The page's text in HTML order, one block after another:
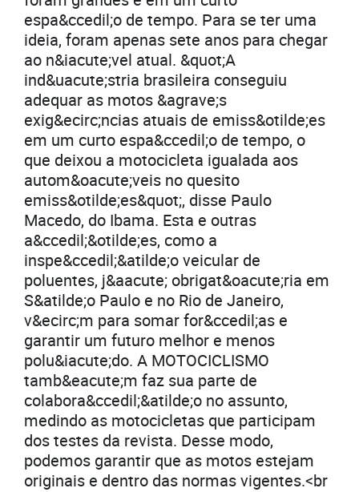
espa&ccedil;o de tempo. Para se ter uma
ideia, foram apenas sete anos para chegar
ao n&iacute;vel atual. &quot;A
ind&uacute;stria brasileira conseguiu
adequar as motos &agrave;s
exig&ecirc;ncias atuais de emiss&otilde;es
em um curto espa&ccedil;o de tempo, o
que deixou a motocicleta igualada aos
autom&oacute;veis no quesito
emiss&otilde;es&quot;, disse Paulo
Macedo, do Ibama. Esta e outras
a&ccedil;&otilde;es, como a
inspe&ccedil;&atilde;o veicular de
poluentes, j&aacute; obrigat&oacute;ria em
S&atilde;o Paulo e no Rio de Janeiro,
v&ecirc;m para somar for&ccedil;as e
garantir um futuro melhor e menos
polu&iacute;do. A MOTOCICLISMO
tamb&eacute;m faz sua parte de
colabora&ccedil;&atilde;o no assunto,
medindo as motocicletas que participam
dos testes da revista. Desse modo,
podemos garantir que as motos estejam
originais e dentro das normas vigentes.<br